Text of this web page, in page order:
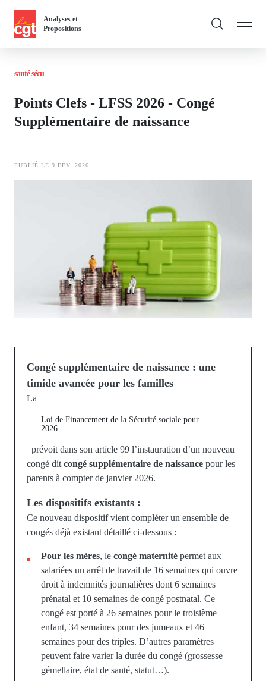
Aller
contenu
Analyses et
Propositions
santé sécu
Points Clefs - LFSS 2026 - Congé
Supplémentaire de naissance
PUBLIÉ LE 9 FÉV. 2026
Congé supplémentaire de naissance : une
timide avancée pour les familles
La
Loi de Financement de la Sécurité sociale pour
2026
prévoit dans son article 99 l’instauration d’un nouveau
congé ditcongé supplémentaire de naissance pour les
parents à compter de janvier 2026.
Les dispositifs existants :
Ce nouveau dispositif vient compléter un ensemble de
congés déjà existant détaillé ci-dessous :
Pour les mères, le congé maternité permet aux
salariées un arrêt de travail de 16 semaines qui ouvre
droit à indemnités journalières dont 6 semaines
prénatal et 10 semaines de congé postnatal. Ce
congé est porté à 26 semaines pour le troisième
enfant, 34 semaines pour des jumeaux et 46
semaines pour des triples. D’autres paramètres
peuvent faire varier la durée du congé (grossesse
gémellaire, état de santé, statut…).